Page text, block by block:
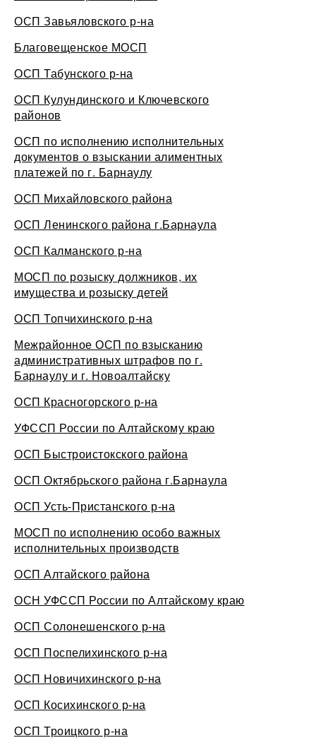
ОСП Завьяловского р-на
Благовещенское МОСП
ОСП Табунского р-на
ОСП Кулундинского и Ключевского
районов
ОСП по исполнению исполнительных
документов о взыскании алиментных
платежей по г. Барнаулу
ОСП Михайловского района
ОСП Ленинского района г.Барнаула
ОСП Калманского р-на
МОСП по розыску должников, их
имущества и розыску детей
ОСП Топчихинского р-на
Межрайонное ОСП по взысканию
административных штрафов по г.
Барнаулу и г. Новоалтайску
ОСП Красногорского р-на
УФССП России по Алтайскому краю
ОСП Быстроистокского района
ОСП Октябрьского района г.Барнаула
ОСП Усть-Пристанского р-на
МОСП по исполнению особо важных
исполнительных производств
ОСП Алтайского района
ОСН УФССП России по Алтайскому краю
ОСП Солонешенского р-на
ОСП Поспелихинского р-на
ОСП Новичихинского р-на
ОСП Косихинского р-на
ОСП Троицкого р-на